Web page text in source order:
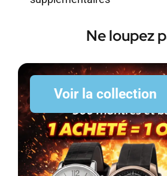
Ne loupez
Voir la collection